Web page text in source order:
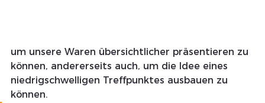
um unsere Waren übersichtlicher präsentieren zu
können, andererseits auch, um die Idee eines
niedrigschwelligen Treffpunktes ausbauen zu
können.